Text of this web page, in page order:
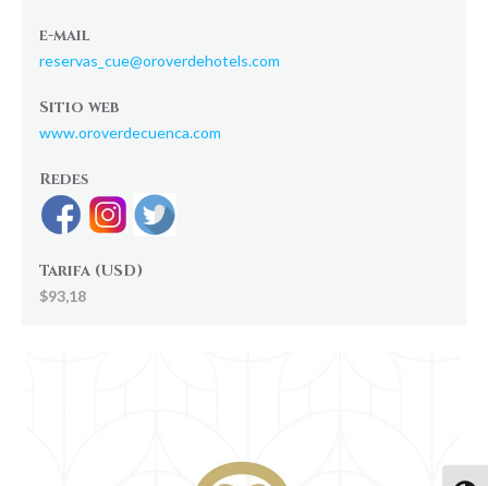
e-mail
reservas_cue@oroverdehotels.com
Sitio web
www.oroverdecuenca.com
Redes
Tarifa (USD)
$93,18